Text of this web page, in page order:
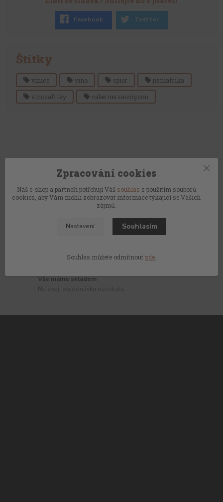
Facebook Twitter
Štítky
vinice vino spier jizniafrika
vinozafriky cabernersauvignon
Doprava zdarma
Při objednávce nad 2000 Kč
Vybíráme nejlepší vína z celého světa
Nenechte si ujít akce a slevy
Vše máme skladem
Zpracování cookies
Náš e-shop a partneři potřebují Váš souhlas s použitím souborů
cookies, aby Vám mohli zobrazovat informace týkající se Vašich
zájmů.
Nastavení Souhlasím
Souhlas můžete odmítnout zde